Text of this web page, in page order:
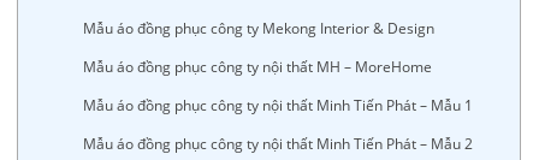
Mẫu áo đồng phục công ty Mekong Interior & Design
Mẫu áo đồng phục công ty nội thất MH – MoreHome
Mẫu áo đồng phục công ty nội thất Minh Tiến Phát – Mẫu 1
Mẫu áo đồng phục công ty nội thất Minh Tiến Phát – Mẫu 2